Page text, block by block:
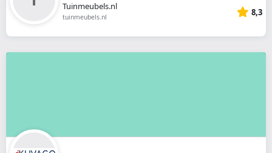
Tuinmeubels.nl
tuinmeubels.nl 8,3